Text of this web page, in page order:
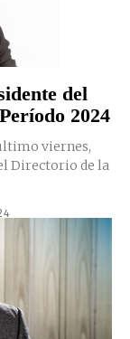
del
2024
viernes,
Directorio de la